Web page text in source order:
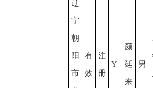
辽
宁
朝
阳
市
有
效
注
册
Y
颜
廷
来
男